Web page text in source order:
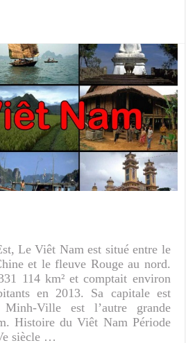
Le Viêt Nam est situé entre le
et le fleuve Rouge au nord.
114 km² et comptait environ
en 2013. Sa capitale est
Ville est l’autre grande
Histoire du Viêt Nam Période
siècle …